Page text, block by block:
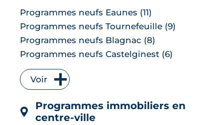
Programmes neufs Eaunes (11)
Programmes neufs Tournefeuille (9)
Programmes neufs Blagnac (8)
Programmes neufs Castelginest (6)
Programmes neufs L'Union (6)
Programmes neufs Quint-Fonsegrives (6)
Programmes neufs Saint-Orens-de-
Gameville (5)
Voir
Programmes immobiliers en
centre-ville